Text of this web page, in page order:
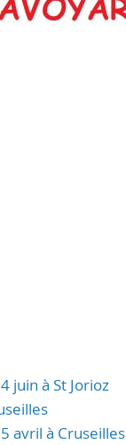
juin à St Jorioz
avril à Cruseilles